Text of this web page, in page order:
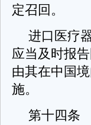
定召回。
进口医疗
应当及时报
由其在中国
施。
第十四条